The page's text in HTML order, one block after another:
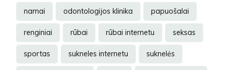
namai odontologijos klinika papuošalai
renginiai rūbai rūbai internetu seksas
sportas sukneles internetu suknelės